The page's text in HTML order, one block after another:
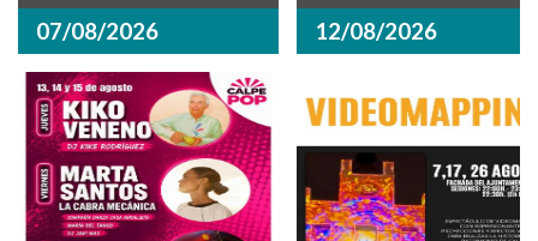
07/08/2026
12/08/2026